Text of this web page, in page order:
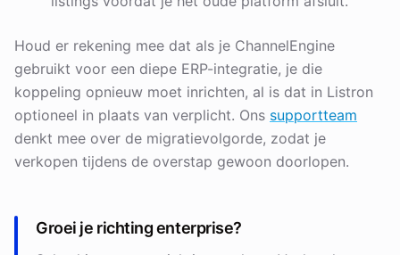
Houd er rekening mee dat als je ChannelEngine
gebruikt voor een diepe ERP-integratie, je die
koppeling opnieuw moet inrichten, al is dat in Listron
optioneel in plaats van verplicht. Ons supportteam
denkt mee over de migratievolgorde, zodat je
verkopen tijdens de overstap gewoon doorlopen.
Groei je richting enterprise?